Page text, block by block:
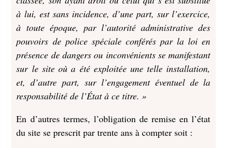
à lui, est sans incidence, d’une part, sur l’exercice,
à toute époque, par l’autorité administrative des
pouvoirs de police spéciale conférés par la loi en
présence de dangers ou inconvénients se manifestant
sur le site où a été exploitée une telle installation,
et, d’autre part, sur l’engagement éventuel de la
responsabilité de l’État à ce titre. »
En d’autres termes, l’obligation de remise en l’état
du site se prescrit par trente ans à compter soit :